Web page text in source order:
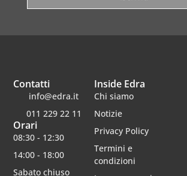
Inside Edra
Chi siamo
Notizie
Privacy Policy
Termini e
condizioni
Contatti
info@edra.it
011 229 22 11
Orari
08:30 - 12:30
14:00 - 18:00
Sabato chiuso